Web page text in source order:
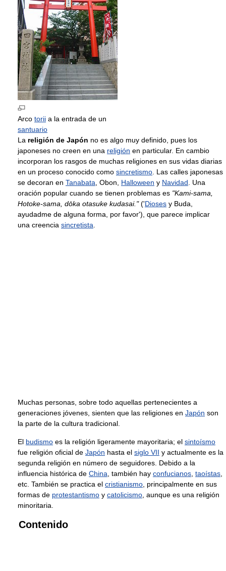
Arco torii a la entrada de un
santuario
La religión de Japón no es algo muy definido, pues los
japoneses no creen en una religión en particular. En cambio
incorporan los rasgos de muchas religiones en sus vidas diarias
en un proceso conocido como sincretismo. Las calles japonesas
se decoran en Tanabata, Obon, Halloween y Navidad. Una
oración popular cuando se tienen problemas es "Kami-sama,
Hotoke-sama, dōka otasuke kudasai."('Dioses y Buda,
ayudadme de alguna forma, por favor'), que parece implicar
una creencia sincretista.
Muchas personas, sobre todo aquellas pertenecientes a
generaciones jóvenes, sienten que las religiones en Japón son
la parte de la cultura tradicional.
El budismo es la religión ligeramente mayoritaria; el sintoísmo
fue religión oficial de Japón hasta el siglo VII y actualmente es la
segunda religión en número de seguidores. Debido a la
influencia histórica de China, también hay confucianos, taoístas,
etc. También se practica el cristianismo, principalmente en sus
formas de protestantismo y catolicismo, aunque es una religión
minoritaria.
Contenido